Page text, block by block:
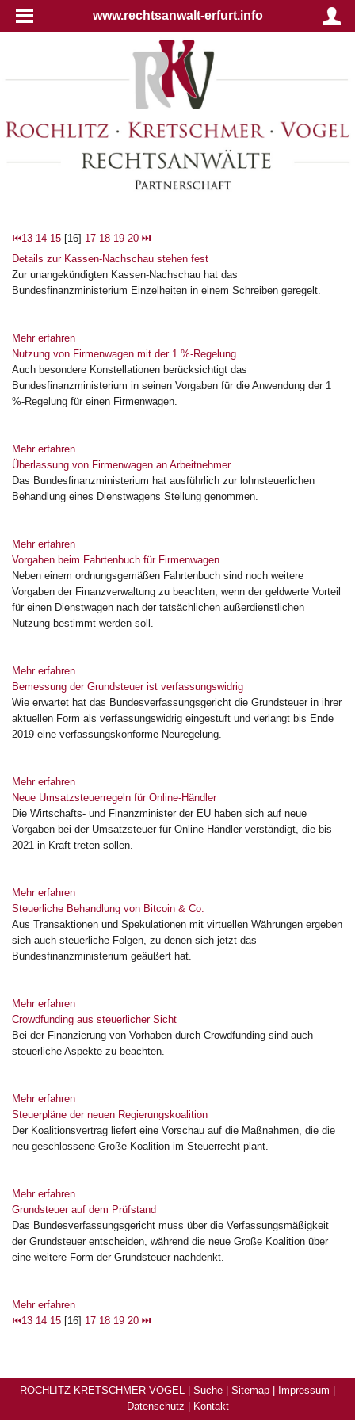
www.rechtsanwalt-erfurt.info
⏮13 14 15 [16] 17 18 19 20 ⏭
Details zur Kassen-Nachschau stehen fest
Zur unangekündigten Kassen-Nachschau hat das
Bundesfinanzministerium Einzelheiten in einem Schreiben geregelt.
Mehr erfahren
Nutzung von Firmenwagen mit der 1 %-Regelung
Auch besondere Konstellationen berücksichtigt das
Bundesfinanzministerium in seinen Vorgaben für die Anwendung der 1
%-Regelung für einen Firmenwagen.
Mehr erfahren
Überlassung von Firmenwagen an Arbeitnehmer
Das Bundesfinanzministerium hat ausführlich zur lohnsteuerlichen
Behandlung eines Dienstwagens Stellung genommen.
Mehr erfahren
Vorgaben beim Fahrtenbuch für Firmenwagen
Neben einem ordnungsgemäßen Fahrtenbuch sind noch weitere
Vorgaben der Finanzverwaltung zu beachten, wenn der geldwerte Vorteil
für einen Dienstwagen nach der tatsächlichen außerdienstlichen
Nutzung bestimmt werden soll.
Mehr erfahren
Bemessung der Grundsteuer ist verfassungswidrig
Wie erwartet hat das Bundesverfassungsgericht die Grundsteuer in ihrer
aktuellen Form als verfassungswidrig eingestuft und verlangt bis Ende
2019 eine verfassungskonforme Neuregelung.
Mehr erfahren
Neue Umsatzsteuerregeln für Online-Händler
Die Wirtschafts- und Finanzminister der EU haben sich auf neue
Vorgaben bei der Umsatzsteuer für Online-Händler verständigt, die bis
2021 in Kraft treten sollen.
Mehr erfahren
Steuerliche Behandlung von Bitcoin & Co.
Aus Transaktionen und Spekulationen mit virtuellen Währungen ergeben
sich auch steuerliche Folgen, zu denen sich jetzt das
Bundesfinanzministerium geäußert hat.
Mehr erfahren
Crowdfunding aus steuerlicher Sicht
Bei der Finanzierung von Vorhaben durch Crowdfunding sind auch
steuerliche Aspekte zu beachten.
Mehr erfahren
Steuerpläne der neuen Regierungskoalition
Der Koalitionsvertrag liefert eine Vorschau auf die Maßnahmen, die die
neu geschlossene Große Koalition im Steuerrecht plant.
Mehr erfahren
Grundsteuer auf dem Prüfstand
Das Bundesverfassungsgericht muss über die Verfassungsmäßigkeit
der Grundsteuer entscheiden, während die neue Große Koalition über
eine weitere Form der Grundsteuer nachdenkt.
Mehr erfahren
⏮13 14 15 [16] 17 18 19 20 ⏭
ROCHLITZ KRETSCHMER VOGEL | Suche Sitemap Impressum
Datenschutz
Kontakt